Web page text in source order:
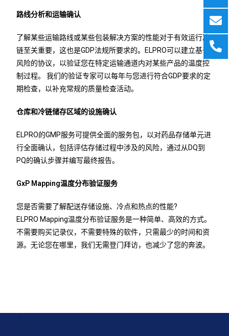
路线分析和运输确认
了解某些运输路线或某些包装解决方案的性能对于有效运行冷
链至关重要，这也是GDP法规所要求的。ELPRO可以建立基于
风险的协议，以验证您在特定运输通道内对某些产品的温度控
制过程。 我们的验证专家可以每年与您进行符合GDP要求的定
期检查，以补充常规的质量检查活动。
仓库和冷链储存区域的设施确认
ELPRO的GMP服务可提供全面的服务包，以对药品存储单元进
行全面确认，包括评估存储过程中涉及的风险，通过从DQ到
PQ的确认步骤并编写最终报告。
GxP Mapping温度分布验证服务
您是否需要了解配送存储设施、冷点和热点的性能?
ELPRO Mapping温度分布验证服务是一种简单、高效的方式。
不需要购买记录仪，不需要特殊的软件，只需最少的时间和资
源。无论您在哪里，我们无需登门拜访，也减少了您的奔波。